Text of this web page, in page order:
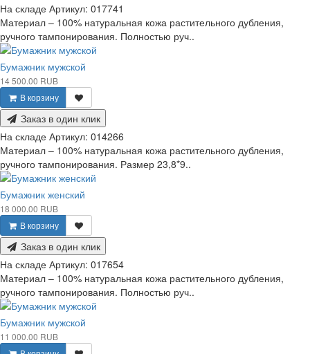
На складе Артикул: 017741
Материал – 100% натуральная кожа растительного дубления,
ручного тампонирования. Полностью руч..
Бумажник мужской
14 500.00 RUB
В корзину
Заказ в один клик
На складе Артикул: 014266
Материал – 100% натуральная кожа растительного дубления,
ручного тампонирования. Размер 23,8*9..
Бумажник женский
18 000.00 RUB
В корзину
Заказ в один клик
На складе Артикул: 017654
Материал – 100% натуральная кожа растительного дубления,
ручного тампонирования. Полностью руч..
Бумажник мужской
11 000.00 RUB